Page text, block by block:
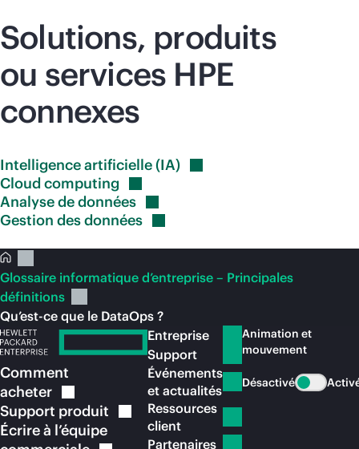
Solutions, produits
ou services HPE
connexes
Intelligence artificielle(IA)
Cloudcomputing
Analyse dedonnées
Gestion desdonnées
Glossaire informatique d’entreprise – Principales
définitions
Qu’est-ce que le DataOps ?
Comment
acheter
Support produit
Écrire à l’équipe
Entreprise
Support
Événements
et actualités
Ressources
client
Partenaires
Animation et
mouvement
Désactivé